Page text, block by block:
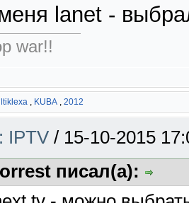
lanet -
war!!
, KUBA , 2012
IPTV / 15-10-2015
писал(а):